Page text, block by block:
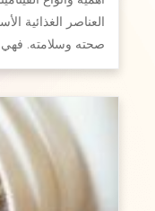
العناصر الغذائية
صحته وسلامته. فهي